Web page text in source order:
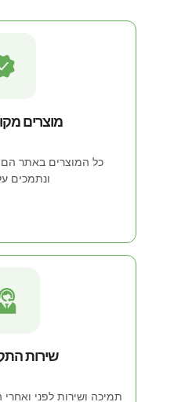
מוצרים
ונתמכים
שירות
תמיכה ושירות לפני